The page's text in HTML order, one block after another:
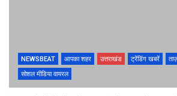
NEWSBEAT आपका शहर उत्तराखंड ट्रेंडिंग खबरें
सोशल मीडिया वायरल